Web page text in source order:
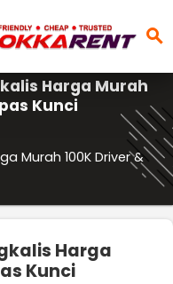
search
Harga Murah
Kunci
Murah 100K Driver &
Harga
Kunci